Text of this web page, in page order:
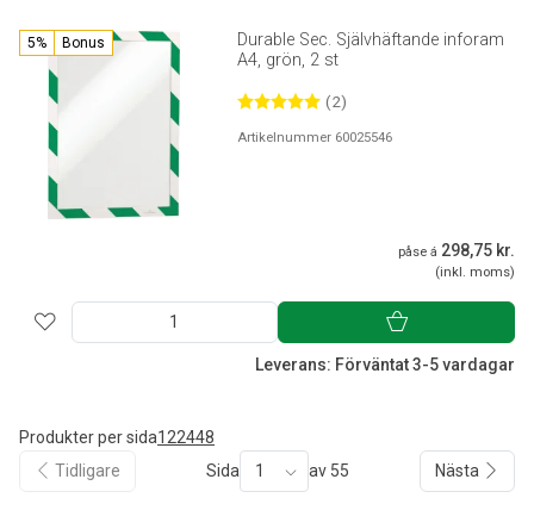
5% Bonus
Durable Sec. Självhäftande inforam
A4, grön, 2 st
(2)
Artikelnummer 60025546
påse á 298,75 kr.
(inkl. moms)
Leverans: Förväntat 3-5 vardagar
Produkter per sida122448
Tidligare
Sida 1 av 55 Nästa